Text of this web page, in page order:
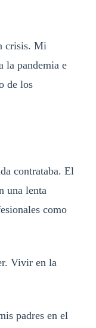
crisis. Mi
la pandemia e
de los
contrataba. El
una lenta
como
Vivir en la
padres en el